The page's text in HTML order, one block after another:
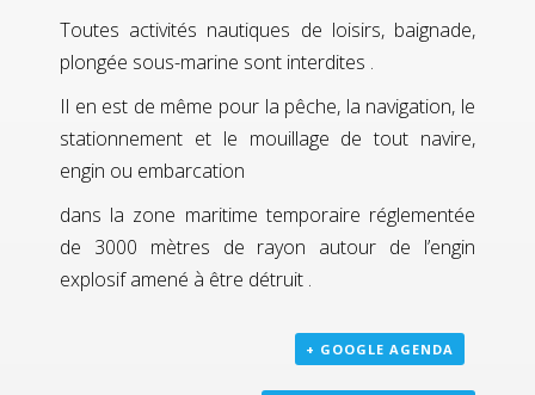
Toutes activités nautiques de loisirs, baignade,
plongée sous-marine sont interdites .
Il en est de même pour la pêche, la navigation, le
stationnement et le mouillage de tout navire,
engin ou embarcation
dans la zone maritime temporaire réglementée
de 3000 mètres de rayon autour de l’engin
explosif amené à être détruit .
+ GOOGLE AGENDA